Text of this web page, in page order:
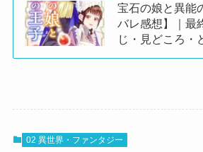
宝石の娘と異能
バレ感想】｜最
じ・見どころ・
02 異世界・ファンタジー